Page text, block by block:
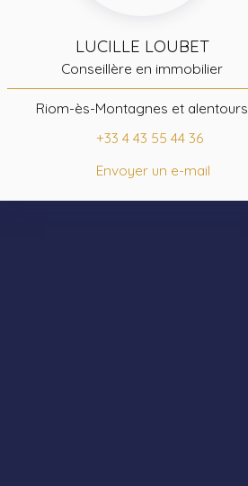
LUCILLE LOUBET
Conseillère en immobilier
Riom-ès-Montagnes et alentours
+33 4 43 55 44 36
Envoyer un e-mail